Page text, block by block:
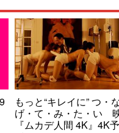
もっと“キレイに” つ・
げ・て・み・た・い
『ムカデ人間 4K』4K